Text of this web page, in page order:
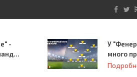
-
У
много
Но он